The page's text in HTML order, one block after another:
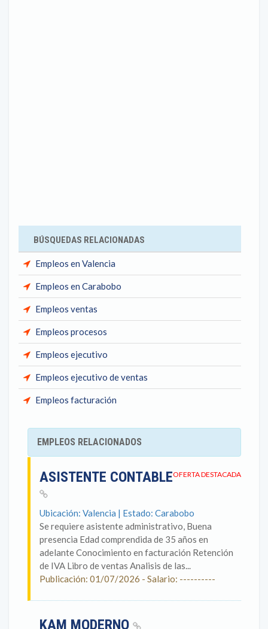
BÚSQUEDAS RELACIONADAS
Empleos en Valencia
Empleos en Carabobo
Empleos ventas
Empleos procesos
Empleos ejecutivo
Empleos ejecutivo de ventas
Empleos facturación
EMPLEOS RELACIONADOS
OFERTA DESTACADA
ASISTENTE CONTABLE
Ubicación: Valencia | Estado: Carabobo
Se requiere asistente administrativo, Buena
presencia Edad comprendida de 35 años en
adelante Conocimiento en facturación Retención
de IVA Libro de ventas Analisis de las...
Publicación: 01/07/2026 - Salario: ----------
KAM MODERNO